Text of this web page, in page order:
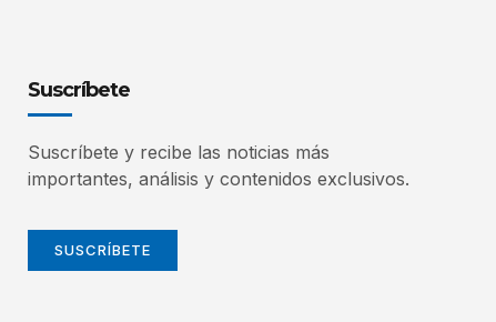
Suscríbete
Suscríbete y recibe las noticias más
importantes, análisis y contenidos exclusivos.
SUSCRÍBETE